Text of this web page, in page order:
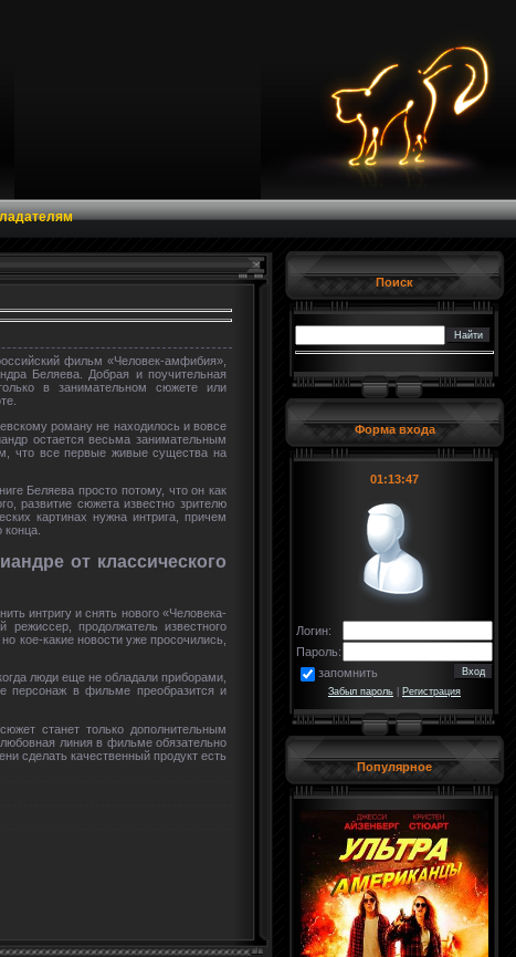
фильм «Человек-амфибия»,
Беляева. Добрая и поучительная
в занимательном сюжете или
роману не находилось и вовсе
остается весьма занимательным
что все первые живые существа на
Беляева просто потому, что он как
развитие сюжета известно зрителю
картинах нужна интрига, причем
от классического
интригу и снять нового «Человека-
продолжатель известного
кое-какие новости уже просочились,
люди еще не обладали приборами,
персонаж в фильме преобразится и
станет только дополнительным
линия в фильме обязательно
сделать качественный продукт есть
Поиск
Форма входа
01:13:48
Логин:
Пароль:
запомнить
Забыл пароль Регистрация
Популярное